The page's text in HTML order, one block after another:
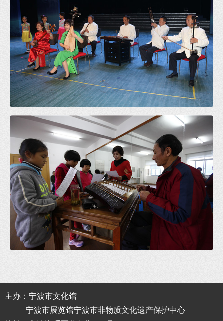
主办：宁波市文化馆
宁波市展览馆宁波市非物质文化遗产保护中心